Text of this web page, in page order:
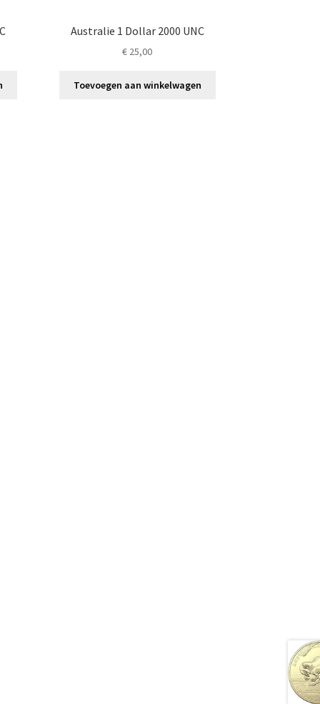
Australie 1 Dollar 2000 UNC
€ 25,00
Toevoegen aan winkelwagen